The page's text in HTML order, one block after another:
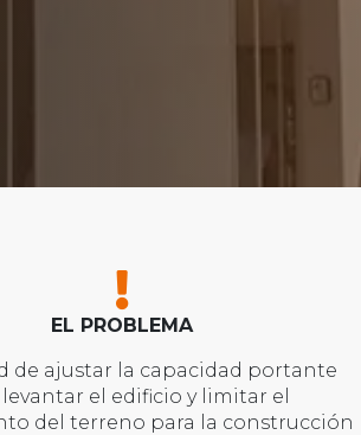
EL PROBLEMA
de ajustar la capacidad portante
levantar el edificio y limitar el
del terreno para la construcción